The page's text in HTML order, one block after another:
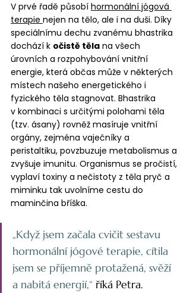
V prvé řadě působí hormonální jógová
terapie nejen na tělo, ale i na duši. Díky
speciálnímu dechu zvanému bhastrika
dochází k očistě těla na všech
úrovních a rozpohybování vnitřní
energie, která občas může v některých
místech našeho energetického i
fyzického těla stagnovat. Bhastrika
v kombinaci s určitými polohami těla
(tzv. ásany) rovněž masíruje vnitřní
orgány, zejména vaječníky a
peristaltiku, povzbuzuje metabolismus a
zvyšuje imunitu. Organismus se pročistí,
vyplaví toxiny a nečistoty z těla pryč a
miminku tak uvolníme cestu do
maminčina bříška.
„Když jsem začala cvičit sestavu
hormonální jógové terapie, cítila
jsem se příjemně protažená, svěží
a nabitá energií,“ říká Petra.